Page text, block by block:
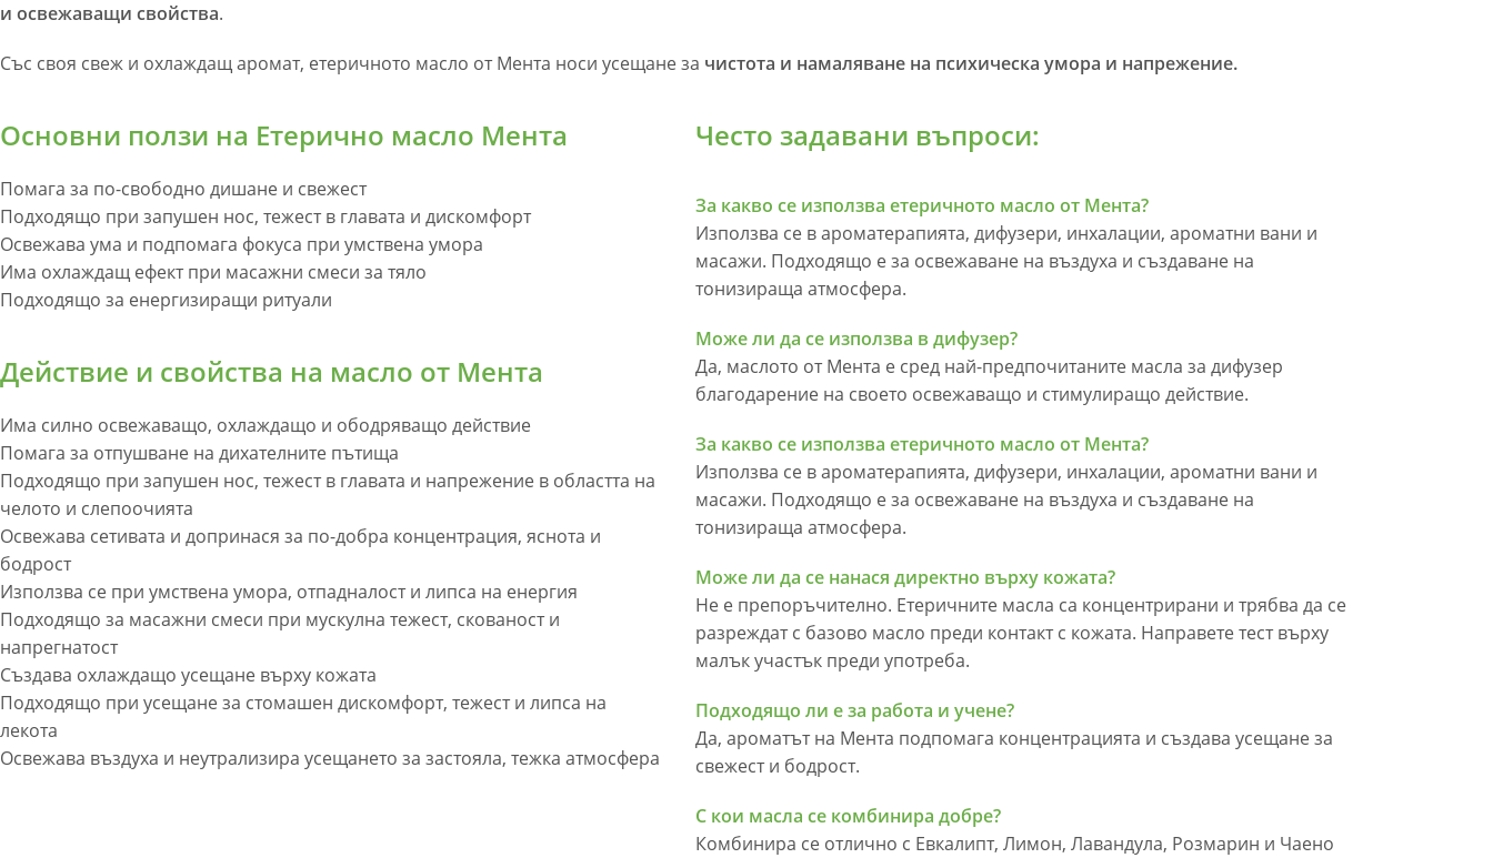
и освежаващи свойства.
Със своя свеж и охлаждащ аромат, етеричното масло от Мента носи усещане за чистота и намаляване на психическа умора и напрежение.
Основни ползи на Етерично масло Мента
Помага за по-свободно дишане и свежест
Подходящо при запушен нос, тежест в главата и дискомфорт
Освежава ума и подпомага фокуса при умствена умора
Има охлаждащ ефект при масажни смеси за тяло
Подходящо за енергизиращи ритуали
Действие и свойства на масло от Мента
Има силно освежаващо, охлаждащо и ободряващо действие
Помага за отпушване на дихателните пътища
Подходящо при запушен нос, тежест в главата и напрежение в областта на
челото и слепоочията
Освежава сетивата и допринася за по-добра концентрация, яснота и
бодрост
Използва се при умствена умора, отпадналост и липса на енергия
Подходящо за масажни смеси при мускулна тежест, скованост и
напрегнатост
Създава охлаждащо усещане върху кожата
Подходящо при усещане за стомашен дискомфорт, тежест и липса на
лекота
Освежава въздуха и неутрализира усещането за застояла, тежка атмосфера
Често задавани въпроси:
За какво се използва етеричното масло от Мента?
Използва се в ароматерапията, дифузери, инхалации, ароматни вани и
масажи. Подходящо е за освежаване на въздуха и създаване на
тонизираща атмосфера.
Може ли да се използва в дифузер?
Да, маслото от Мента е сред най-предпочитаните масла за дифузер
благодарение на своето освежаващо и стимулиращо действие.
За какво се използва етеричното масло от Мента?
Използва се в ароматерапията, дифузери, инхалации, ароматни вани и
масажи. Подходящо е за освежаване на въздуха и създаване на
тонизираща атмосфера.
Може ли да се нанася директно върху кожата?
Не е препоръчително. Етеричните масла са концентрирани и трябва да се
разреждат с базово масло преди контакт с кожата. Направете тест върху
малък участък преди употреба.
Подходящо ли е за работа и учене?
Да, ароматът на Мента подпомага концентрацията и създава усещане за
свежест и бодрост.
С кои масла се комбинира добре?
Комбинира се отлично с Евкалипт, Лимон, Лавандула, Розмарин и Чаено